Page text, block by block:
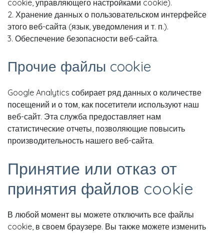
cookie, управляющего настройками cookie).
2. Хранение данных о пользовательском интерфейсе
этого веб-сайта (язык, уведомления и т. п.).
3. Обеспечение безопасности веб-сайта.
Прочие файлы cookie
Google Analytics собирает ряд данных о количестве
посещений и о том, как посетители используют наш
веб-сайт. Эта служба предоставляет нам
статистические отчеты, позволяющие повысить
производительность нашего веб-сайта.
Принятие или отказ от
принятия файлов cookie
В любой момент вы можете отключить все файлы
cookie, в своем браузере. Вы также можете изменить